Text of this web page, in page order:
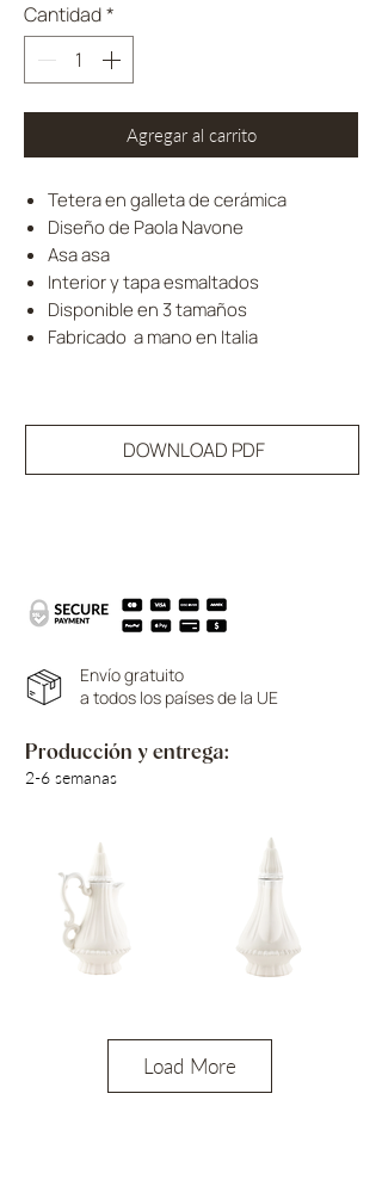
Cantidad*
Agregar al carrito
Tetera en galleta de cerámica
Diseño de Paola Navone
Asa asa
Interior y tapa esmaltados
Disponible en 3 tamaños
Fabricado a mano en Italia
DOWNLOAD PDF
Envío gratuito
a todos los países de la UE
Producción y entrega:
2-6 semanas
Load More